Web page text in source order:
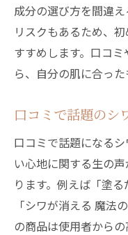
成分の選び方を間違
リスクもあるため、
すすめします。口コ
ら、自分の肌に合っ
口コミで話題のシ
口コミで話題になる
い心地に関する生の
ります。例えば「塗
「シワが消える 魔法
の商品は使用者から